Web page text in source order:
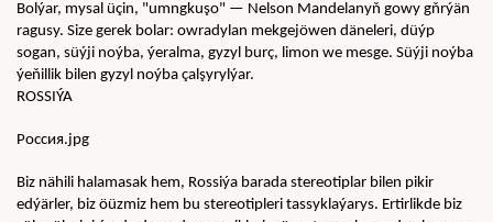
Bolýar, mysal üçin, "umngkuşo" — Nelson Mandelanyň gowy gňrýän
ragusy. Size gerek bolar: owradylan mekgejöwen däneleri, düýp
sogan, süýji noýba, ýeralma, gyzyl burç, limon we mesge. Süýji noýba
ýeňillik bilen gyzyl noýba çalşyrylýar.
ROSSIÝA
Россия.jpg
Biz nähili halamasak hem, Rossiýa barada stereotiplar bilen pikir
edýärler, biz öüzmiz hem bu stereotipleri tassyklaýarys. Ertirlikde biz